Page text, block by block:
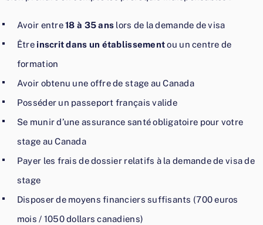
Avoir entre18 à 35 ans lors de la demande de visa
Être inscrit dans un établissementou un centre de
formation
Avoir obtenu une offre de stage au Canada
Posséder un passeport français valide
Se munir d’une assurance santé obligatoire pour votre
stage au Canada
Payer les frais de dossier relatifs à la demande de visa de
stage
Disposer de moyens financiers suffisants (700 euros
mois / 1050 dollars canadiens)